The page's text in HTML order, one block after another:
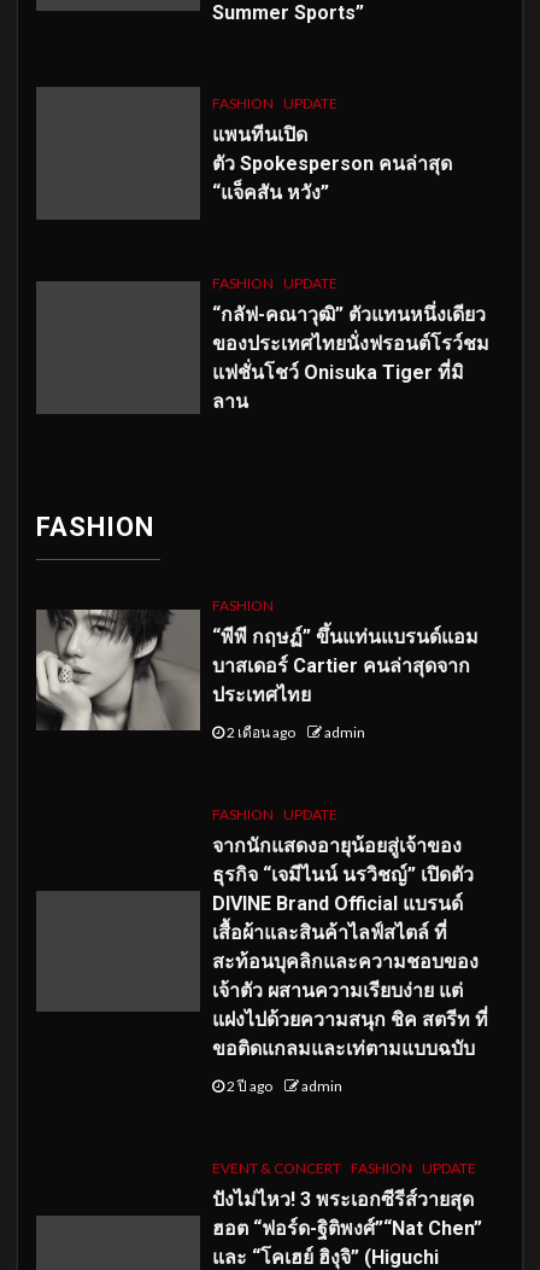
Summer Sports”
FASHION UPDATE
แพนทีนเปิด
ตัว Spokesperson คนล่าสุด
“แจ็คสัน หวัง”
FASHION UPDATE
“กลัฟ-คณาวุฒิ” ตัวแทนหนึ่งเดียว
ของประเทศไทยนั่งฟรอนต์โรว์ชม
แฟชั่นโชว์ Onisuka Tiger ที่มิ
ลาน
FASHION
FASHION
“พีพี กฤษฏ์” ขึ้นแท่นแบรนด์แอม
บาสเดอร์ Cartier คนล่าสุดจาก
ประเทศไทย
2 เดือน ago admin
FASHION UPDATE
จากนักแสดงอายุน้อยสู่เจ้าของ
ธุรกิจ “เจมีไนน์ นรวิชญ์” เปิดตัว
DIVINE Brand Official แบรนด์
เสื้อผ้าและสินค้าไลฟ์สไตล์ ที่
สะท้อนบุคลิกและความชอบของ
เจ้าตัว ผสานความเรียบง่าย แต่
แฝงไปด้วยความสนุก ชิค สตรีท ที่
ขอติดแกลมและเท่ตามแบบฉบับ
2 ปี ago admin
EVENT & CONCERT FASHION UPDATE
ปังไม่ไหว! 3 พระเอกซีรีส์วายสุด
ฮอต “ฟอร์ด-ฐิติพงศ์”“Nat Chen”
และ “โคเฮย์ ฮิงุจิ” (Higuchi